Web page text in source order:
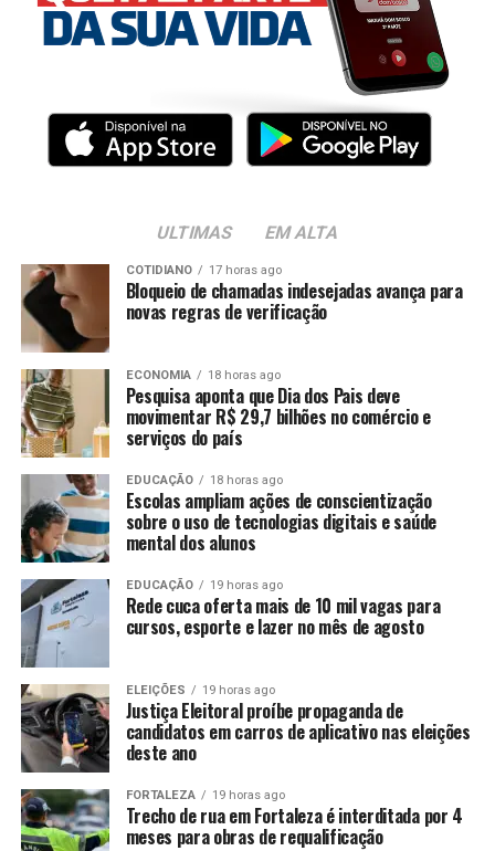
ULTIMAS EM ALTA
COTIDIANO 17 horas ago
Bloqueio de chamadas indesejadas avança para
novas regras de verificação
ECONOMIA 18 horas ago
Pesquisa aponta que Dia dos Pais deve
movimentar R$ 29,7 bilhões no comércio e
serviços do país
EDUCAÇÃO 18 horas ago
Escolas ampliam ações de conscientização
sobre o uso de tecnologias digitais e saúde
mental dos alunos
EDUCAÇÃO 19 horas ago
Rede cuca oferta mais de 10 mil vagas para
cursos, esporte e lazer no mês de agosto
ELEIÇÕES 19 horas ago
Justiça Eleitoral proíbe propaganda de
candidatos em carros de aplicativo nas eleições
deste ano
FORTALEZA 19 horas ago
Trecho de rua em Fortaleza é interditada por 4
meses para obras de requalificação